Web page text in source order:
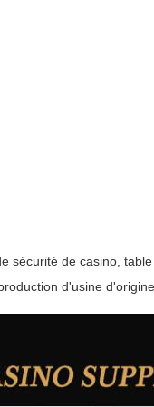
sécurité de casino,
d'usine